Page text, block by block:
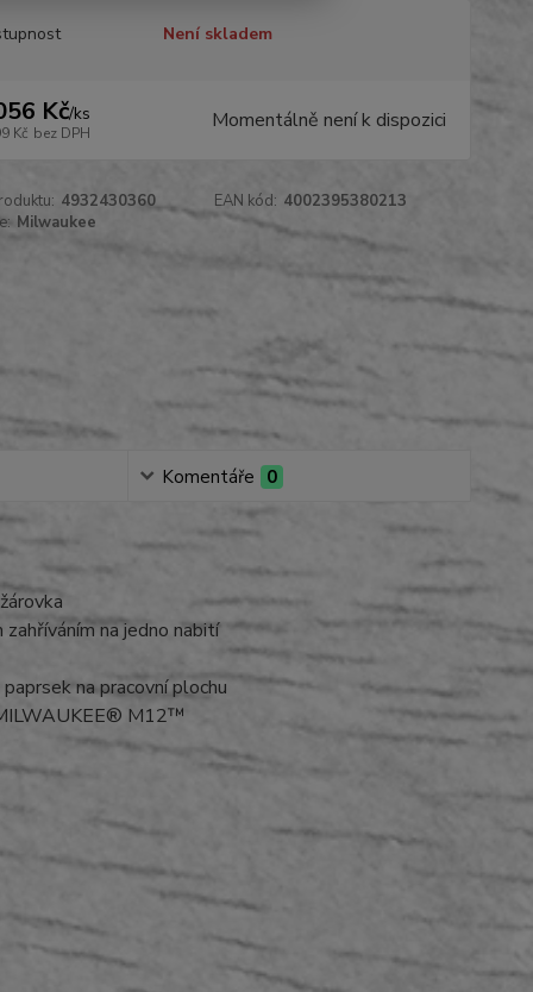
Není skladem
Kč/ks
Kč bez DPH Momentálně není k dispozici
4932430360 EAN kód: 4002395380213
Milwaukee
Komentáře 0
na jedno nabití
na pracovní plochu
M12™